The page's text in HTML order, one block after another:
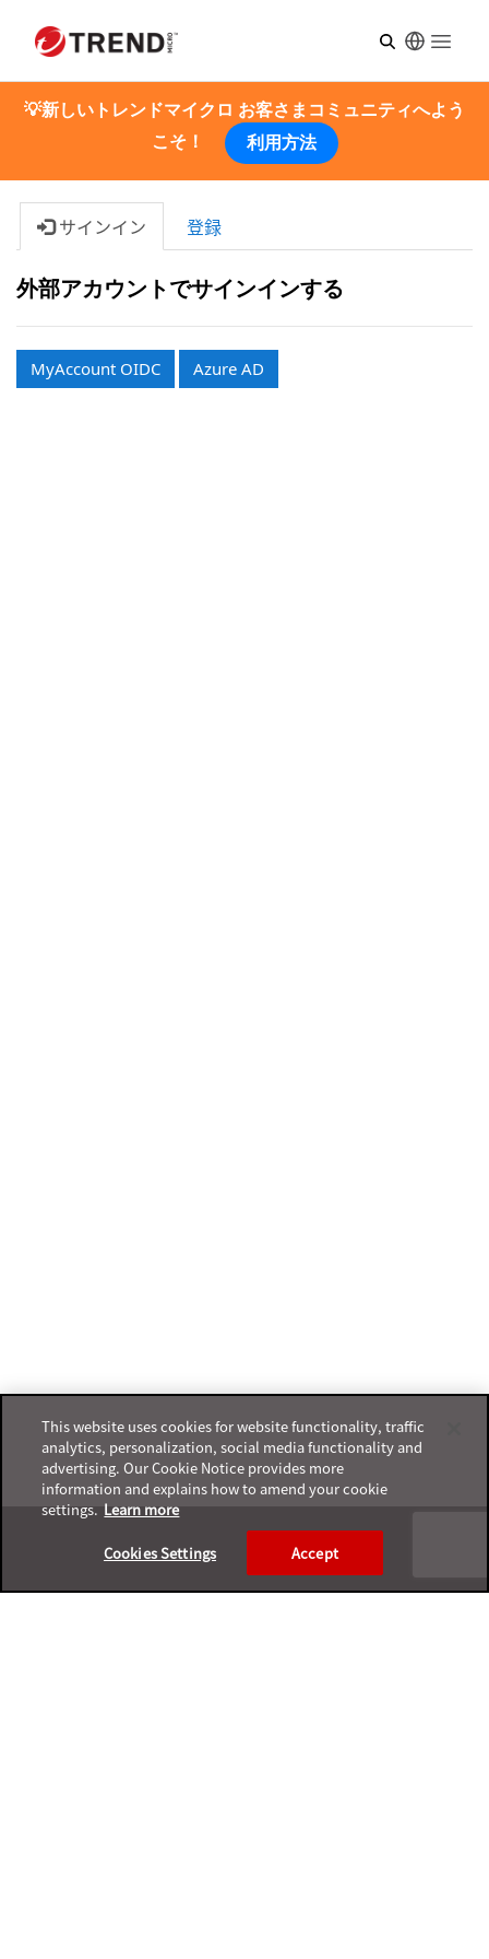
Open
💡新しいトレンドマイクロ お客さまコミュニティへよう
こそ！
利用方法
サインイン 登録
外部アカウントでサインインする
MyAccount OIDC Azure AD
Footer
This website uses cookies for website functionality, traffic
analytics, personalization, social media functionality and
advertising. Our Cookie Notice provides more
information and explains how to amend your cookie
settings. Learn more
Cookies Settings Accept